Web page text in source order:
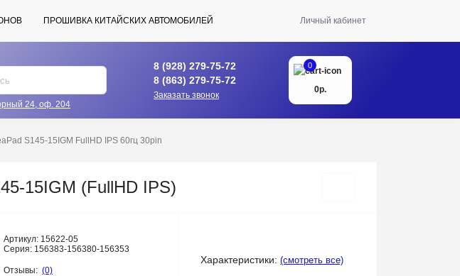
ПРОШИВКА КИТАЙСКИХ АВТОМОБИЛЕЙ Личный кабинет
24, оф. 204
8 (928) 279-75-72
8 (863) 279-75-72
Заказать звонок
0
0р.
S145-15IGM FullHD IPS 60гц 30pin
15IGM (FullHD IPS)
Артикул: 15622-05
Серия: 156383-156380-156353
Отзывы: (0)
Характеристики: (смотреть все)